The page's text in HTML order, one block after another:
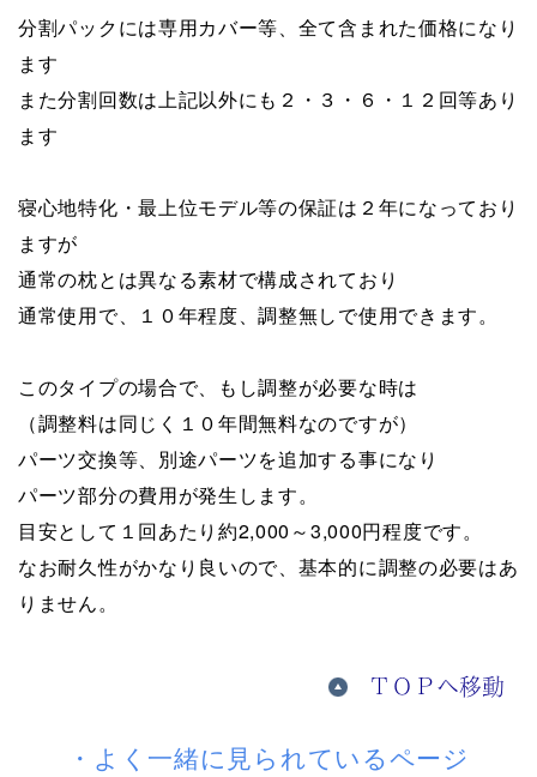
分割パックには専用カバー等、全て含まれた価格になり
ます
また分割回数は上記以外にも２・３・６・１２回等あり
ます
寝心地特化・最上位モデル等の保証は２年になっており
ますが
通常の枕とは異なる素材で構成されており
通常使用で、１０年程度、調整無しで使用できます。
このタイプの場合で、もし調整が必要な時は
（調整料は同じく１０年間無料なのですが）
パーツ交換等、別途パーツを追加する事になり
パーツ部分の費用が発生します。
目安として１回あたり約2,000～3,000円程度です。
なお耐久性がかなり良いので、基本的に調整の必要はあ
りません。
・よく一緒に見られているページ